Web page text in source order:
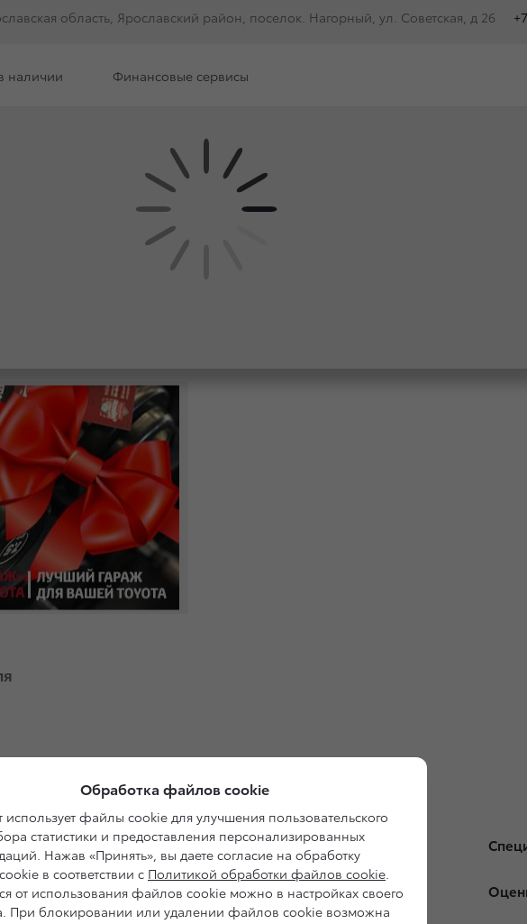
область, Ярославский район, поселок. Нагорный, ул. Советская, д 26
наличии Финансовые сервисы
клиентам
ин
Владельцам
Обзор раздела
Услуги сервиса
Обработка файлов cookie
использует файлы cookie для улучшения пользовательского
статистики и предоставления персонализированных
Нажав «Принять», вы даете согласие на обработку
в соответствии с Политикой обработки файлов cookie
от использования файлов cookie можно в настройках своего
При блокировании или удалении файлов cookie возможна